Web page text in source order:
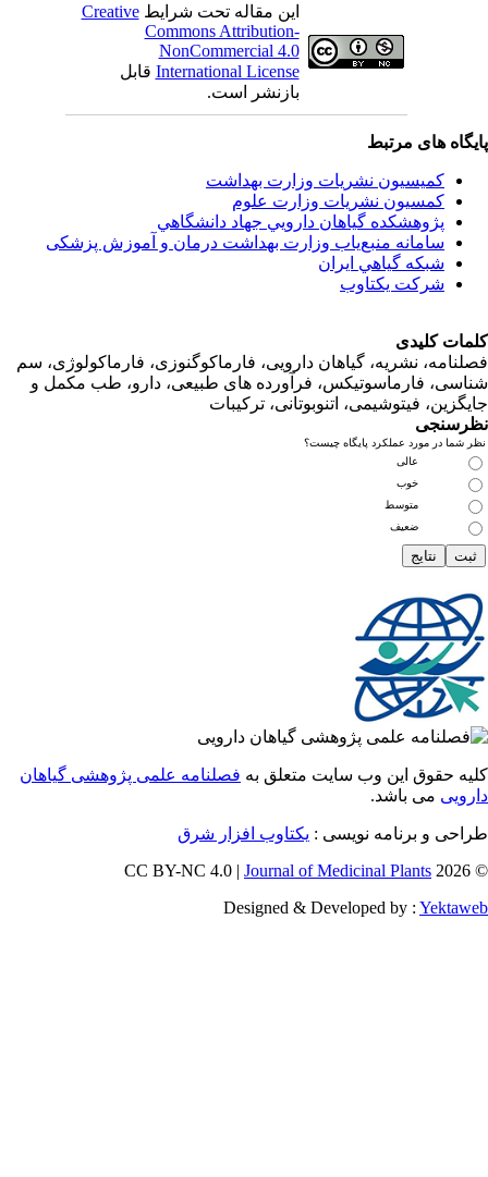
این مقاله تحت شرایط Creative
Commons Attribution-
NonCommercial 4.0
International Licenseقابل
بازنشر است.
های مرتبط
کمیسیون نشریات وزارت بهداشت
کمسیون نشریات وزارت علوم
پژوهشكده گياهان دارويي جهاد دانشگاهي
سامانه منبع‌ياب وزارت بهداشت درمان و آموزش پزشکی
شبكه گياهي ايران
شرکت یکتاوب
کلیدی
نشریه، گیاهان دارویی، فارماکوگنوزی، فارماکولوژی، سم
فارماسوتیکس، فرآورده های طبیعی، دارو، طب مکمل و
فیتوشیمی، اتنوبوتانی، ترکیبات
در مورد عملکرد پایگاه چیست؟
متوسط
ضعیف
حقوق این وب سایت متعلق بهفصلنامه علمی پژوهشی گیاهان
می باشد.
و برنامه نویسی :یکتاوب افزار شرق
Journal of Medicinal Plants
Designed & Developed by :